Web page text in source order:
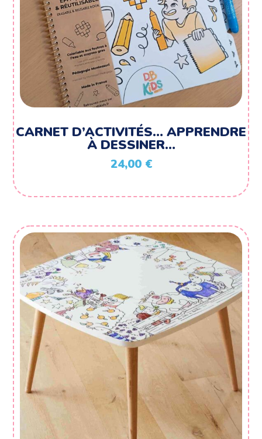
CARNET D’ACTIVITÉS… APPRENDRE
À DESSINER…
24,00 €